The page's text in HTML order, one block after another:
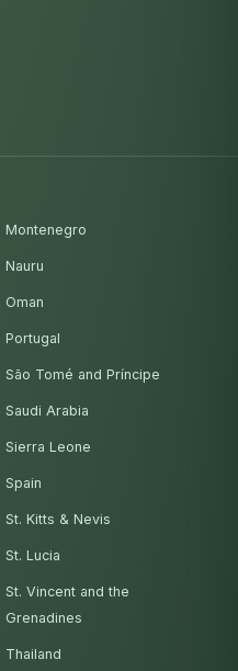
Montenegro
Nauru
Oman
Portugal
São Tomé and Príncipe
Saudi Arabia
Sierra Leone
Spain
St. Kitts & Nevis
St. Lucia
St. Vincent and the
Grenadines
Thailand